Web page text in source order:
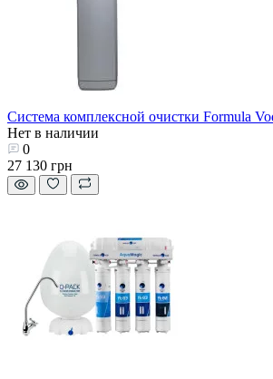
Система комплексной очистки Formula
Нет в наличии
0
27 130 грн